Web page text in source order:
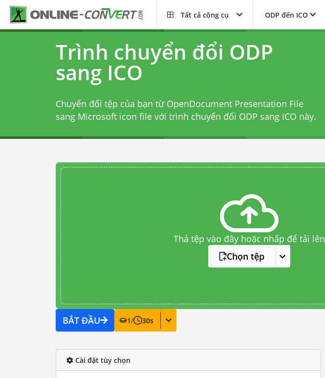
Tất cả công cụ ODP đến ICO
Trình chuyển đổi ODP
sang ICO
Chuyển đổi tệp của bạn từ OpenDocument Presentation File
sang Microsoft icon file với trình chuyển đổi ODP sang ICO này.
Thả tệp vào đây hoặc nhấp để tải lên
Chọn tệp
BẮT ĐẦU 1/ 30s
Cài đặt tùy chọn